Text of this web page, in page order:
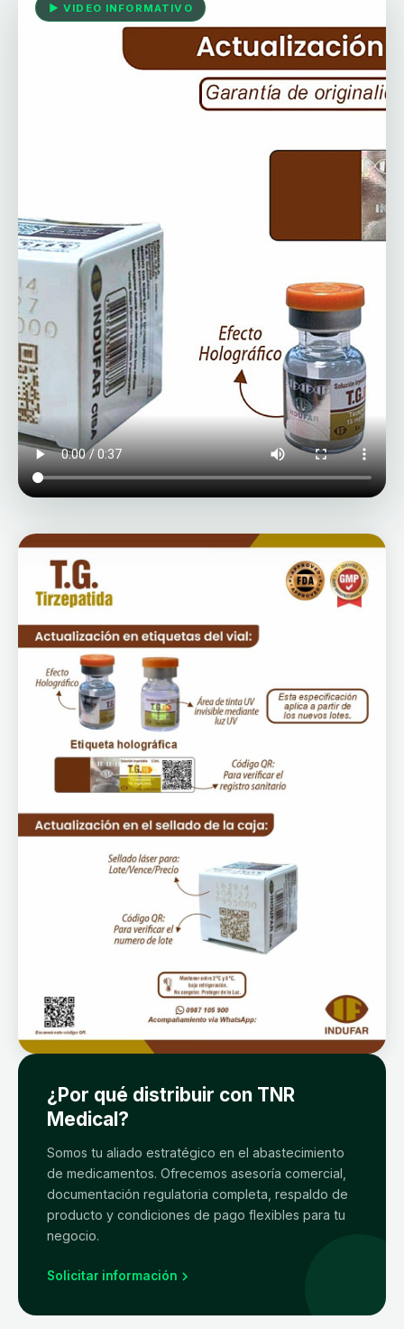
▶ VIDEO INFORMATIVO
¿Por qué distribuir con TNR
Medical?
Somos tu aliado estratégico en el abastecimiento
de medicamentos. Ofrecemos asesoría comercial,
documentación regulatoria completa, respaldo de
producto y condiciones de pago flexibles para tu
negocio.
Solicitar información